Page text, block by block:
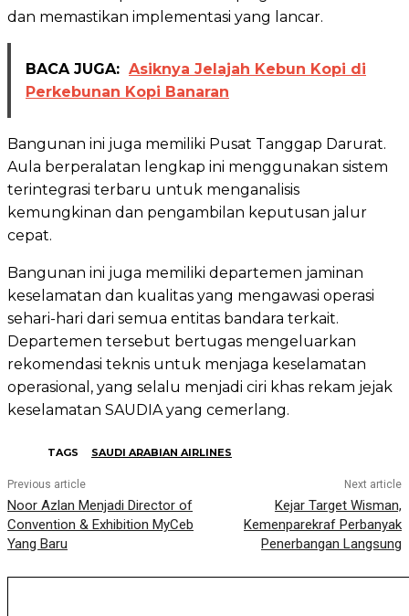
dan memastikan implementasi yang lancar.
BACA JUGA: Asiknya Jelajah Kebun Kopi di
Perkebunan Kopi Banaran
Bangunan ini juga memiliki Pusat Tanggap Darurat.
Aula berperalatan lengkap ini menggunakan sistem
terintegrasi terbaru untuk menganalisis
kemungkinan dan pengambilan keputusan jalur
cepat.
Bangunan ini juga memiliki departemen jaminan
keselamatan dan kualitas yang mengawasi operasi
sehari-hari dari semua entitas bandara terkait.
Departemen tersebut bertugas mengeluarkan
rekomendasi teknis untuk menjaga keselamatan
operasional, yang selalu menjadi ciri khas rekam jejak
keselamatan SAUDIA yang cemerlang.
TAGS SAUDI ARABIAN AIRLINES
Previous article
Noor Azlan Menjadi Director of
Convention & Exhibition MyCeb
Yang Baru
Next article
Kejar Target Wisman,
Kemenparekraf Perbanyak
Penerbangan Langsung